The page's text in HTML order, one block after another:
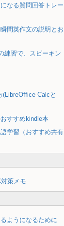
なる質問回答トレー
間英作文の説明とお
練習で、スピーキン
(LibreOffice Calcと
すすめkindle本
学習（おすすめ共有
策メモ
ようになるために